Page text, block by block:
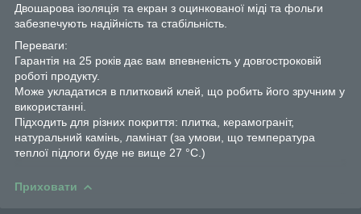
Двошарова ізоляція та екран з оцинкованої міді та фольги
забезпечують надійність та стабільність.
Переваги:
Гарантія на 25 років дає вам впевненість у довгостроковій
роботі продукту.
Може укладатися в плитковий клей, що робить його зручним у
використанні.
Підходить для різних покриття: плитка, керамограніт,
натуральний камінь, ламінат (за умови, що температура
теплої підлоги буде не вище 27 °C.)
Приховати